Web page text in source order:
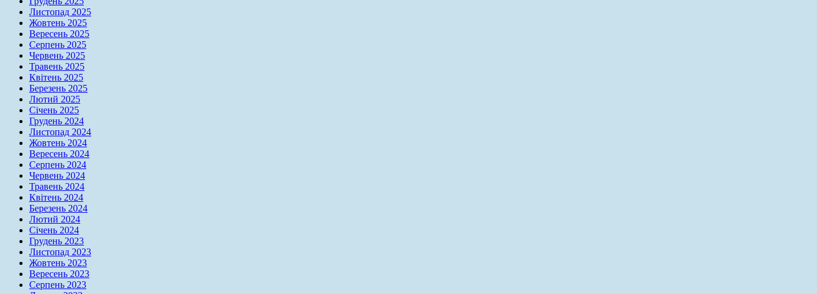
Листопад 2025
Жовтень 2025
Вересень 2025
Серпень 2025
Червень 2025
Травень 2025
Квітень 2025
Березень 2025
Лютий 2025
Січень 2025
Грудень 2024
Листопад 2024
Жовтень 2024
Вересень 2024
Серпень 2024
Червень 2024
Травень 2024
Квітень 2024
Березень 2024
Лютий 2024
Січень 2024
Грудень 2023
Листопад 2023
Жовтень 2023
Вересень 2023
Серпень 2023